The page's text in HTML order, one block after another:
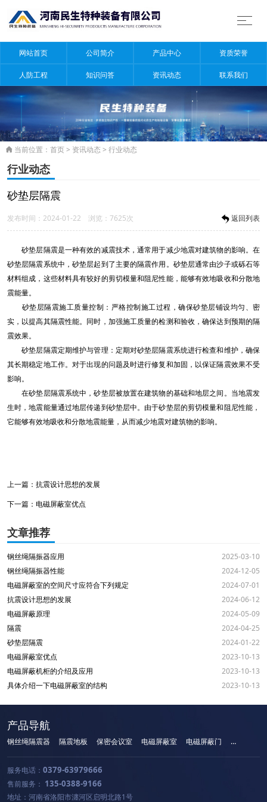
网站首页 公司简介 产品中心 资质荣誉
人防工程 知识问答 资讯动态 联系我们
 当前位置： 首页> 资讯动态 > 行业动态
行业动态
砂垫层隔震
发布时间：2024-01-22 浏览：7625次 返回列表
砂垫层隔震是一种有效的减震技术，通常用于减少地震对建筑物的影响。在
砂垫层隔震系统中，砂垫层起到了主要的隔震作用。砂垫层通常由沙子或砾石等
材料组成，这些材料具有较好的剪切模量和阻尼性能，能够有效地吸收和分散地
震能量。
砂垫层隔震施工质量控制：严格控制施工过程，确保砂垫层铺设均匀、密
实，以提高其隔震性能。同时，加强施工质量的检测和验收，确保达到预期的隔
震效果。
砂垫层隔震定期维护与管理：定期对砂垫层隔震系统进行检查和维护，确保
其长期稳定地工作。对于出现的问题及时进行修复和加固，以保证隔震效果不受
影响。
在砂垫层隔震系统中，砂垫层被放置在建筑物的基础和地层之间。当地震发
生时，地震能量通过地层传递到砂垫层中。由于砂垫层的剪切模量和阻尼性能，
它能够有效地吸收和分散地震能量，从而减少地震对建筑物的影响。
上一篇： 抗震设计思想的发展
下一篇： 电磁屏蔽室优点
文章推荐
钢丝绳隔振器应用
2025-03-10
钢丝绳隔振器性能
2024-12-05
电磁屏蔽室的空间尺寸应符合下列规定
2024-07-01
抗震设计思想的发展
2024-06-12
电磁屏蔽原理
2024-05-09
隔震
2024-04-25
砂垫层隔震
2024-01-22
电磁屏蔽室优点
2023-10-13
电磁屏蔽机柜的介绍及应用
2023-10-13
具体介绍一下电磁屏蔽室的结构
2023-10-13
产品导航
钢丝绳隔震器 隔震地板 保密会议室 电磁屏蔽室 电磁屏蔽门 手机屏蔽柜
服务电话： 0379-63979666
售前服务： 135-0388-9166
地址：河南省洛阳市瀍河区启明北路1号